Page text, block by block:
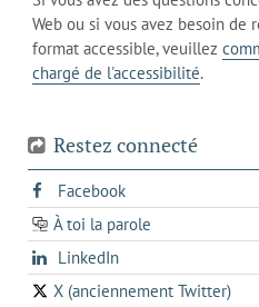
de
Web ou si vous avez besoin de
format accessible, veuillez
chargé de l'accessibilité.
Restez connecté
Facebooks'ouvre
dans
un
onglet
À toi la parole
opens
in
a
LinkedInopens
in
X (anciennement Twitter)
s'ouvre